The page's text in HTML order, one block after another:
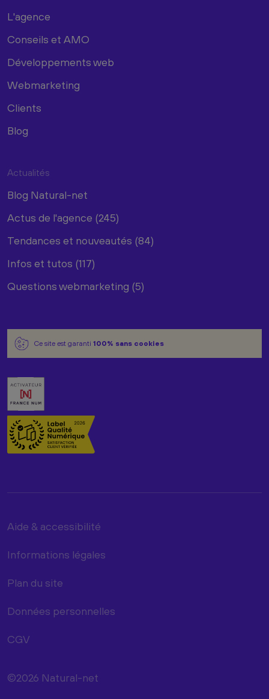
L'agence
Conseils et AMO
Développements web
Webmarketing
Clients
Blog
Actualités
Blog Natural-net
Actus de l'agence (245)
Tendances et nouveautés (84)
Infos et tutos (117)
Questions webmarketing (5)
Ce site est garanti 100% sans cookies
©2026 Natural-net
Aide & accessibilité
Informations légales
Plan du site
Données personnelles
CGV